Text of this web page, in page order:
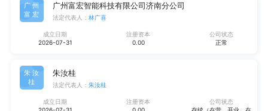
广州
富宏
广州富宏智能科技有限公司济南分公司
法定代表人： 林广喜
成立日期
2026-07-31
注册资本
0.00
公司状态
正常
朱汝
桂
朱汝桂
法定代表人： 朱汝桂
成立日期
注册资本
公司状态